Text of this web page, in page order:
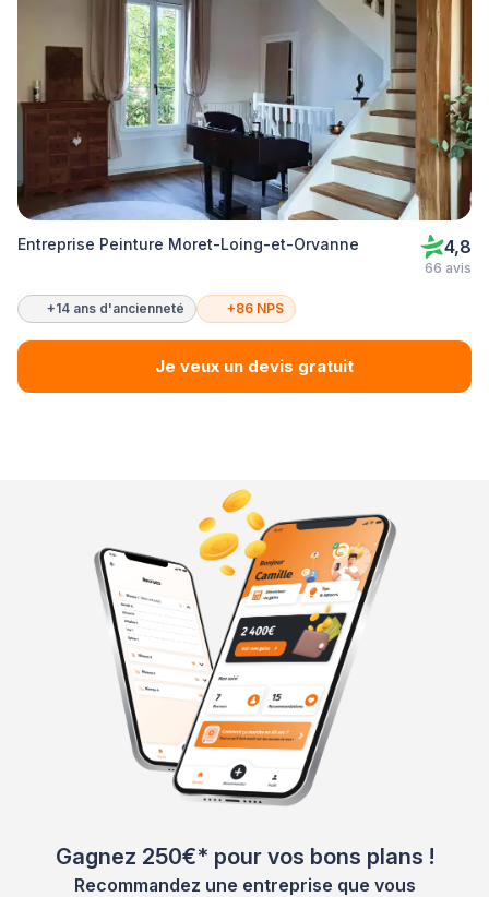
Entreprise Peinture Moret-Loing-et-Orvanne 4,8
66 avis
+14 ans d'ancienneté +86 NPS
Je veux un devis gratuit
Gagnez 250€* pour vos bons plans !
Recommandez une entreprise que vous